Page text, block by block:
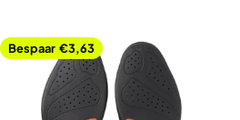
Bespaar €3,63